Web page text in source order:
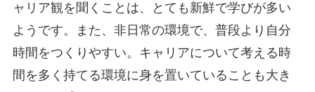
ャリア観を聞くことは、とても新鮮で学びが多い
ようです。また、非日常の環境で、普段より自分
時間をつくりやすい。キャリアについて考える時
間を多く持てる環境に身を置いていることも大き